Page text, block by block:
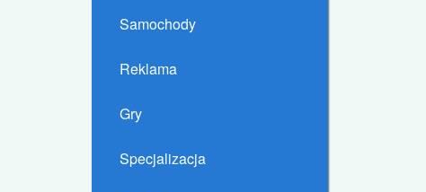
Samochody
Reklama
Gry
Specjalizacja